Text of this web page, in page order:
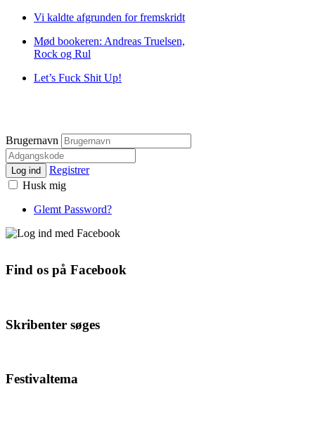
Vi kaldte afgrunden for fremskridt
Mød bookeren: Andreas Truelsen,
Rock og Rul
Let’s Fuck Shit Up!
Brugernavn
Log ind
Registrer
Husk mig
Glemt Password?
Find os på Facebook
Skribenter søges
Festivaltema